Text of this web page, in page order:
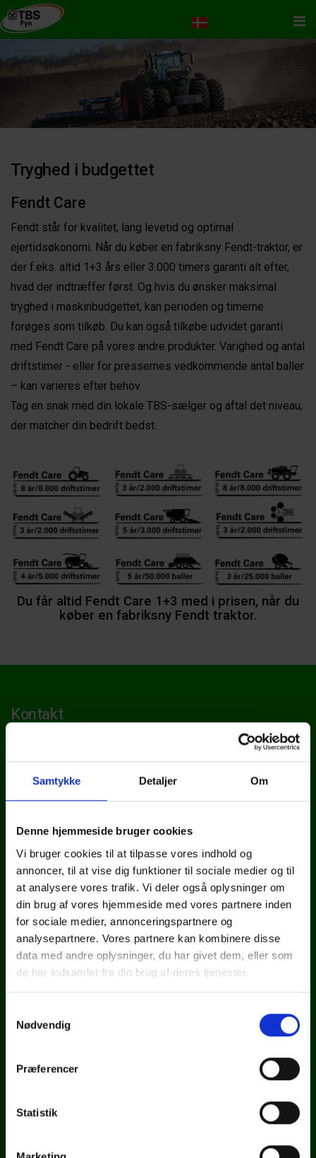
Samtykke Detaljer Om
Denne hjemmeside bruger cookies
Vi bruger cookies til at tilpasse vores indhold og
annoncer, til at vise dig funktioner til sociale medier og til
at analysere vores trafik. Vi deler også oplysninger om
din brug af vores hjemmeside med vores partnere inden
for sociale medier, annonceringspartnere og
analysepartnere. Vores partnere kan kombinere disse
data med andre oplysninger, du har givet dem, eller som
de har indsamlet fra din brug af deres tjenester.
Nødvendig
Præferencer
Statistik
Tryghed i budgettet
Fendt Care
Fendt står for kvalitet, lang levetid og optimal
ejertidsøkonomi. Når du køber en fabriksny Fendt-traktor, er
der f.eks. altid 1+3 års eller 3.000 timers garanti alt efter,
hvad der indtræffer først. Og hvis du ønsker maksimal
tryghed i maskinbudgettet, kan perioden og timerne
forøges som tilkøb. Du kan også tilkøbe udvidet garanti
med Fendt Care på vores andre produkter. Varighed og antal
driftstimer - eller for pressernes vedkommende antal baller
– kan varieres efter behov.
Tag en snak med din lokale TBS-sælger og aftal det niveau,
der matcher din bedrift bedst.
Du får altid Fendt Care 1+3 med i prisen, når du
køber en fabriksny Fendt traktor.
Kontakt
Ellehaven 1
E-mail: info@tbs.dk
CVR: 39006979
Persondatapolitik